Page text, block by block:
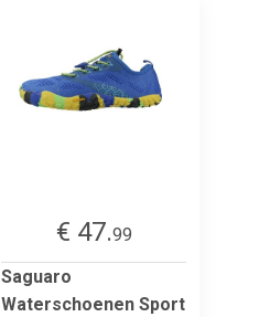
€ 47.99
Saguaro
Waterschoenen Sport